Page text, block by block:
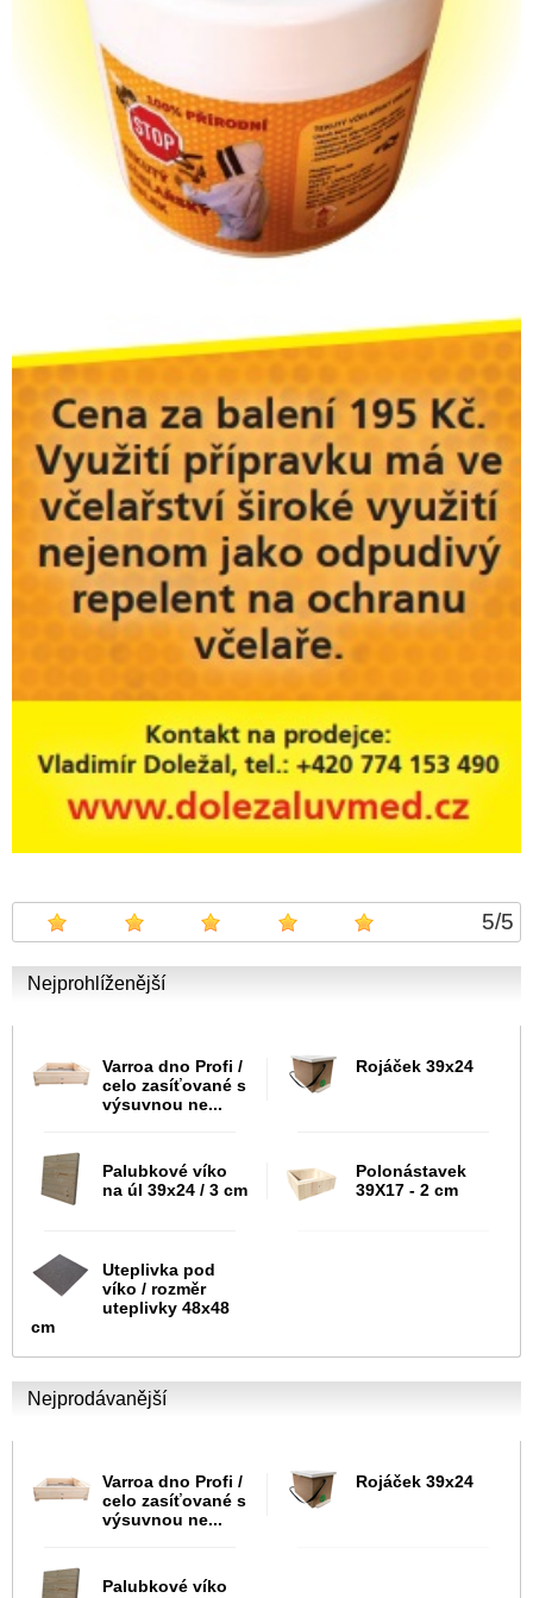
5/5
Nejprohlíženější
Varroa dno Profi /
celo zasíťované s
výsuvnou ne...
Rojáček 39x24
Palubkové víko
na úl 39x24 / 3 cm
Polonástavek
39X17 - 2 cm
Uteplivka pod
víko / rozměr
uteplivky 48x48
cm
Nejprodávanější
Varroa dno Profi /
celo zasíťované s
výsuvnou ne...
Rojáček 39x24
Palubkové víko